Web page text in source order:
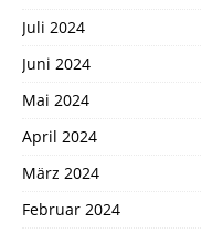
Juli 2024
Juni 2024
Mai 2024
April 2024
März 2024
Februar 2024